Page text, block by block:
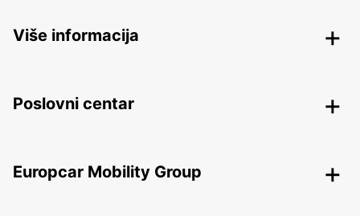
Više informacija
Poslovni centar
Europcar Mobility Group